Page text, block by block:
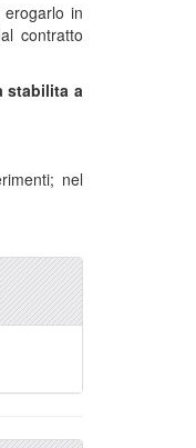
in
contratto
stabilita a
nel